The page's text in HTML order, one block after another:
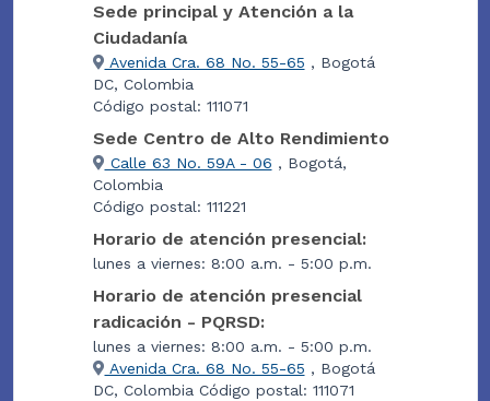
Sede principal y Atención a la
Ciudadanía
Avenida Cra. 68 No. 55-65 , Bogotá
DC, Colombia
Código postal: 111071
Sede Centro de Alto Rendimiento
Calle 63 No. 59A - 06 , Bogotá,
Colombia
Código postal: 111221
Horario de atención presencial:
lunes a viernes: 8:00 a.m. - 5:00 p.m.
Horario de atención presencial
radicación - PQRSD:
lunes a viernes: 8:00 a.m. - 5:00 p.m.
Avenida Cra. 68 No. 55-65 , Bogotá
DC, Colombia Código postal: 111071